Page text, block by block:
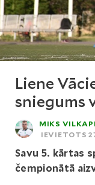
Liene
sniegums
MIKS
IEVIETOTS
Savu 5. kārtas
čempionātā